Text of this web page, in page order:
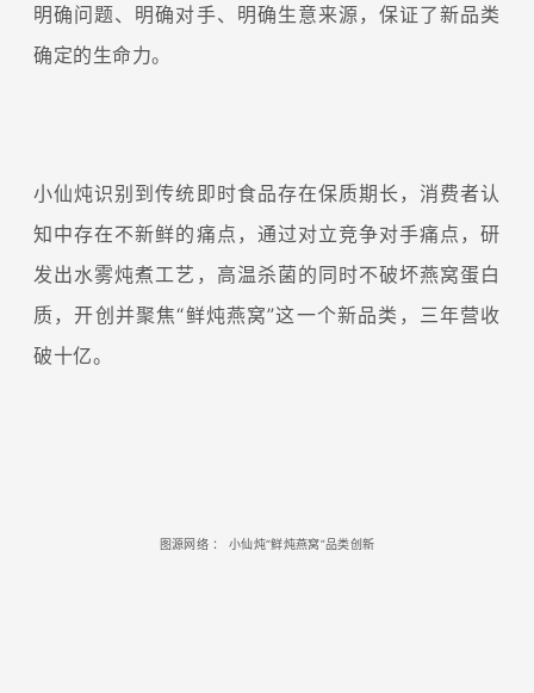
明确问题、明确对手、明确生意来源，保证了新品类
确定的生命力。
小仙炖识别到传统即时食品存在保质期长，消费者认
知中存在不新鲜的痛点，通过对立竞争对手痛点，研
发出水雾炖煮工艺，高温杀菌的同时不破坏燕窝蛋白
质，开创并聚焦“鲜炖燕窝”这一个新品类，三年营收
破十亿。
图源网络 ： 小仙炖“鲜炖燕窝”品类创新